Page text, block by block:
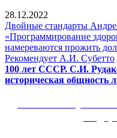
28.12.2022
Двойные стандарты
«Программирование
намереваются прожить
Рекомендует А.И. Субетто
100 лет СССР. С.И.
историческая общность